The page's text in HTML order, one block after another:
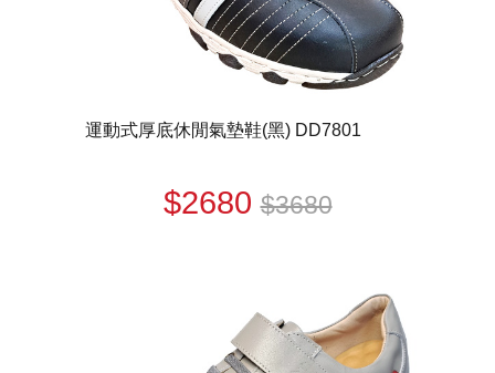
運動式厚底休閒氣墊鞋(黑) DD7801
$2680$3680